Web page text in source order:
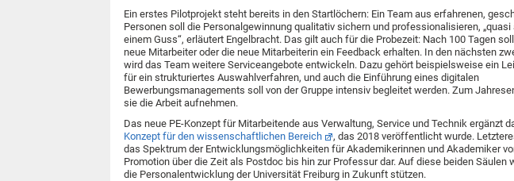
Ein erstes Pilotprojekt steht bereits in den Startlöchern: Ein Team aus erfahrenen,
Personen soll die Personalgewinnung qualitativ sichern und professionalisieren, „quasi
einem Guss“, erläutert Engelbracht. Das gilt auch für die Probezeit: Nach 100 Tagen
neue Mitarbeiter oder die neue Mitarbeiterin ein Feedback erhalten. In den nächsten
wird das Team weitere Serviceangebote entwickeln. Dazu gehört beispielsweise ein
für ein strukturiertes Auswahlverfahren, und auch die Einführung eines digitalen
Bewerbungsmanagements soll von der Gruppe intensiv begleitet werden. Zum
sie die Arbeit aufnehmen.
Das neue PE-Konzept für Mitarbeitende aus Verwaltung, Service und Technik ergänzt
Konzept für den wissenschaftlichen Bereich
, das 2018 veröffentlicht wurde.
das Spektrum der Entwicklungsmöglichkeiten für Akademikerinnen und Akademiker
Promotion über die Zeit als Postdoc bis hin zur Professur dar. Auf diese beiden Säulen
die Personalentwicklung der Universität Freiburg in Zukunft stützen.